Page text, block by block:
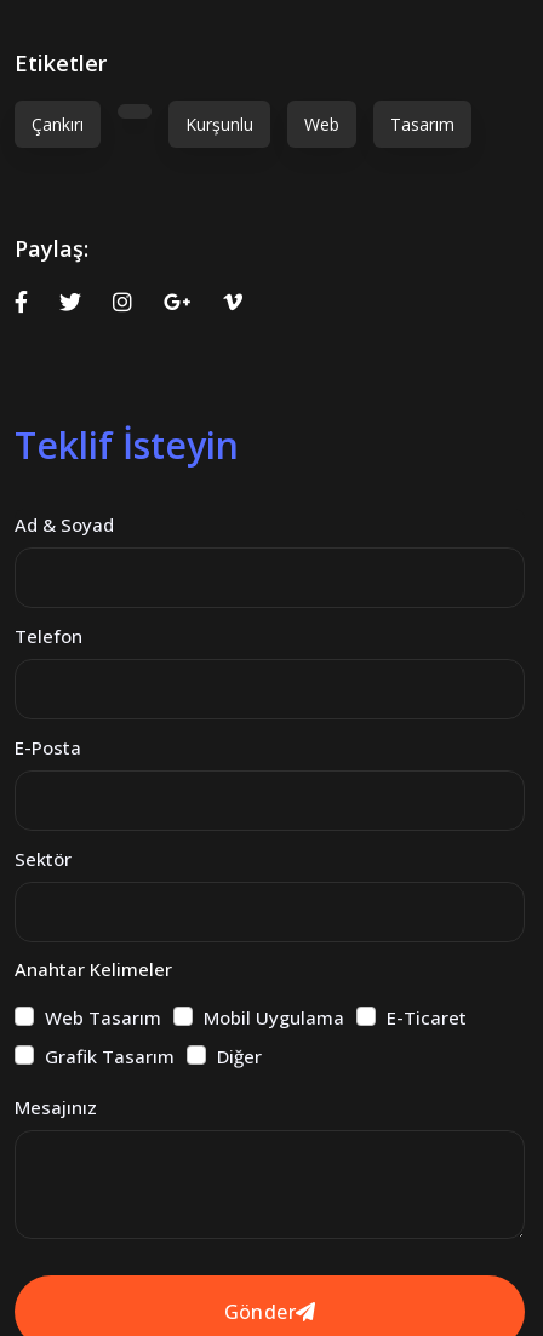
Etiketler
Çankırı Kurşunlu Web Tasarım
Paylaş:
Teklif İsteyin
Ad & Soyad
Telefon
E-Posta
Sektör
Anahtar Kelimeler
Web Tasarım
Mobil Uygulama
E-Ticaret
Grafik Tasarım
Diğer
Mesajınız
Gönder